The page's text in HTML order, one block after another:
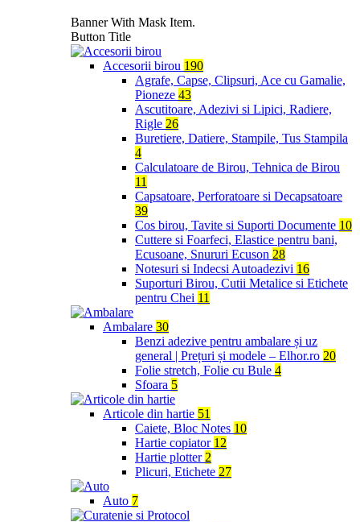
Banner With Mask Item.
Button Title
Accesorii birou 190
Agrafe, Capse, Clipsuri, Ace cu Gamalie,
Pioneze 43
Ascutitoare, Adezivi si Lipici, Radiere,
Rigle 26
Buretiere, Datiere, Stampile, Tus Stampila
4
Calculatoare de Birou, Tehnica de Birou
11
Capsatoare, Perforatoare si Decapsatoare
39
Cos birou, Tavite si Suporti Documente 10
Cuttere si Foarfeci, Elastice pentru bani,
Ecusoane, Snururi Ecuson 28
Notesuri si Indecsi Autoadezivi 16
Suporturi Birou, Cutii Metalice si Etichete
pentru Chei 11
Ambalare 30
Benzi adezive pentru ambalare și uz
general | Prețuri și modele – Elhor.ro 20
Folie stretch, Folie cu Bule 4
Sfoara 5
Articole din hartie 51
Caiete, Bloc Notes 10
Hartie copiator 12
Hartie plotter 2
Plicuri, Etichete 27
Auto 7